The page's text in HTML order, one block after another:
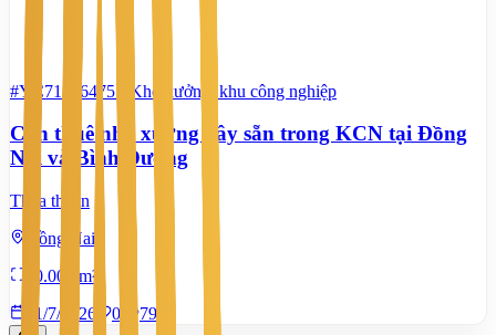
#YC71746475 Kho xưởng, khu công nghiệp
Cần thuê nhà xưởng xây sẵn trong KCN tại Đồng
Nai và Bình Dương
Thỏa thuận
Đồng Nai
20.000 m²
21/7/2026
0 792